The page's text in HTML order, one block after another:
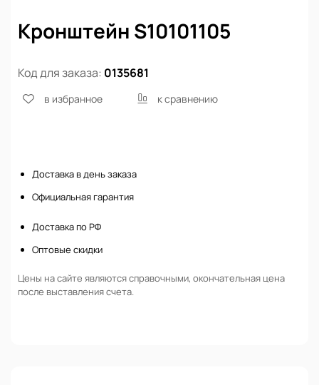
Кронштейн S10101105
Код для заказа: 0135681
в избранное к сравнению
Доставка в день заказа
Официальная гарантия
Доставка по РФ
Оптовые скидки
Цены на сайте являются справочными, окончательная цена
после выставления счета.